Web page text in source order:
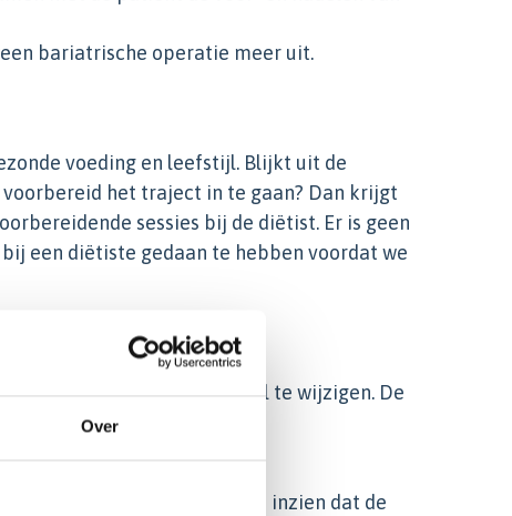
Over
bariatrische operatie meer uit.
voeding en leefstijl. Blijkt uit de
het traject in te gaan? Dan krijgt
sessies bij de diëtist. Er is geen
een diëtiste gedaan te hebben voordat we
te ondergaan en de leefstijl te wijzigen. De
te veranderen en inzien dat de